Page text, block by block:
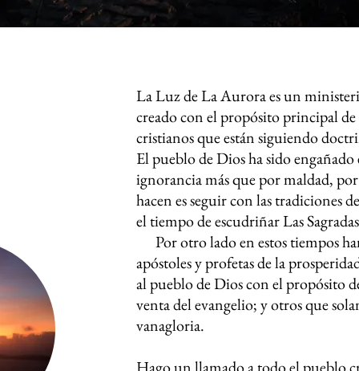
La Luz de La Aurora es un
creado con el propósito principal
cristianos que están siguiendo
El pueblo de Dios ha sido
ignorancia más que por maldad,
hacen es seguir con las tradiciones
el tiempo de escudriñar Las
Por otro lado en estos tiempos
apóstoles y profetas de la
al pueblo de Dios con el propósito
venta del evangelio; y otros que
vanagloria.